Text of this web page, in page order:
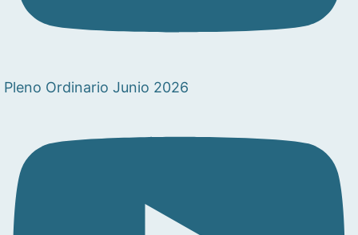
Pleno Ordinario Junio 2026